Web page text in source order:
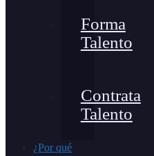
Forma
Talento
Contrata
Talento
¿Por qué